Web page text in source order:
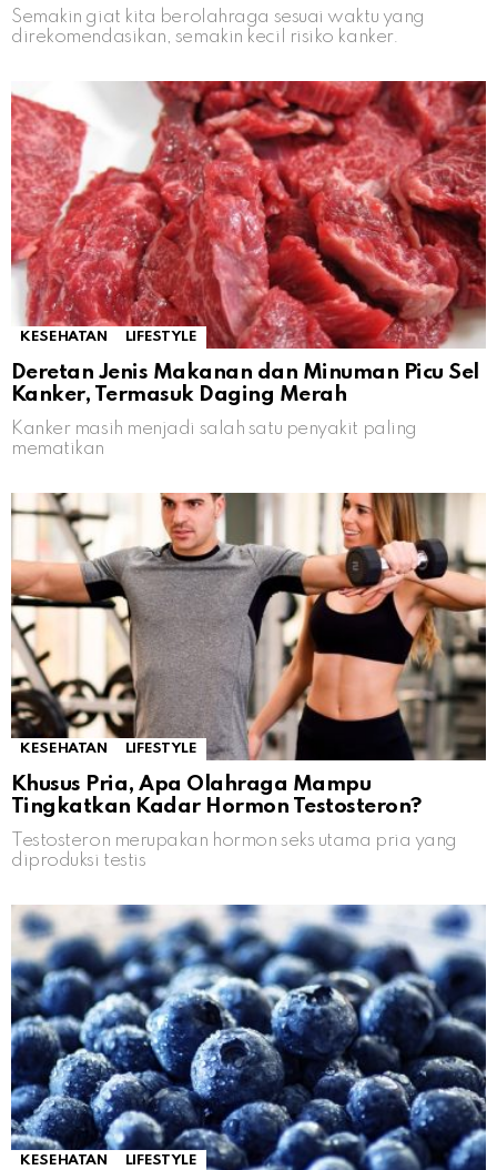
Semakin giat kita berolahraga sesuai waktu yang
direkomendasikan, semakin kecil risiko kanker.
KESEHATAN LIFESTYLE
Deretan Jenis Makanan dan Minuman Picu Sel
Kanker, Termasuk Daging Merah
Kanker masih menjadi salah satu penyakit paling
mematikan
KESEHATAN LIFESTYLE
Khusus Pria, Apa Olahraga Mampu
Tingkatkan Kadar Hormon Testosteron?
Testosteron merupakan hormon seks utama pria yang
diproduksi testis
KESEHATAN LIFESTYLE